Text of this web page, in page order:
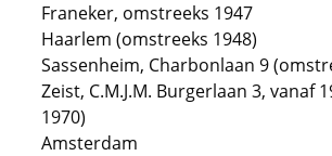
Franeker, omstreeks 1947
Haarlem (omstreeks 1948)
Sassenheim, Charbonlaan 9
Zeist, C.M.J.M. Burgerlaan 3, vanaf
1970)
Amsterdam